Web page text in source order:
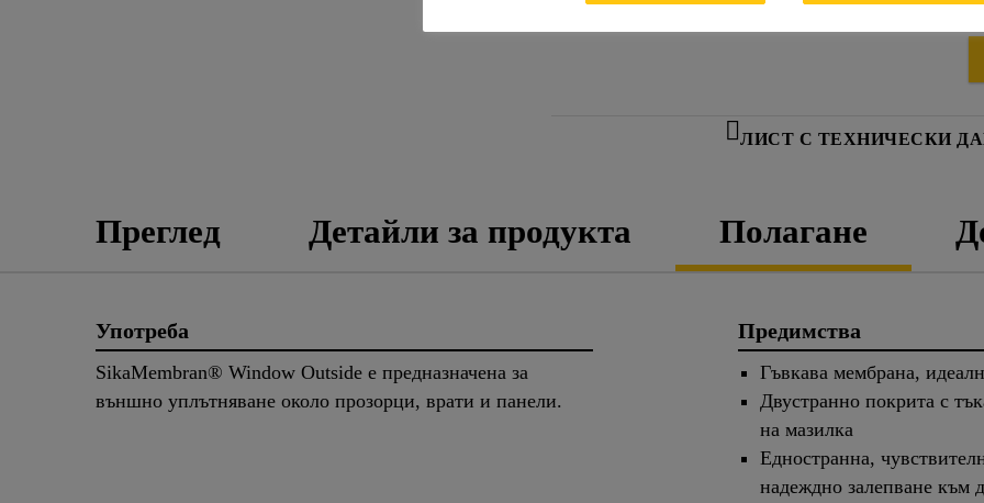
Едностранна, чувствителна на натиск лента
ЛИСТ С ТЕХНИЧЕСКИ
Преглед Детайли за продукта Полагане
Употреба
SikaMembran® Window Outside е предназначена за
външно уплътняване около прозорци, врати и панели.
Предимства
Гъвкава мембрана,
Двустранно покрита с
на мазилка
Едностранна,
надеждно залепване към